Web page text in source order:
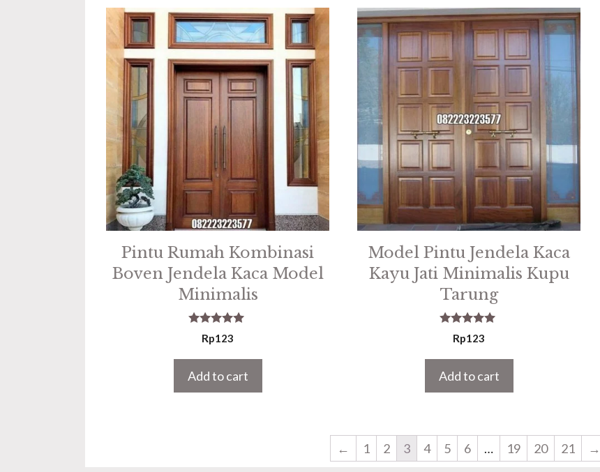
Pintu Rumah Kombinasi
Boven Jendela Kaca Model
Minimalis
5.00
out of 5
Rp123
Add to cart
Model Pintu Jendela Kaca
Kayu Jati Minimalis Kupu
Tarung
5.00
out of 5
Rp123
Add to cart
← 1 2 3 4 5 6 … 19 20 21 →